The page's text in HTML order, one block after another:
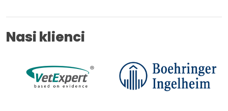
Nasi klienci